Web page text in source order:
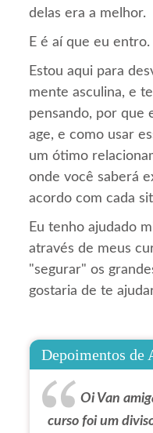
delas era a melhor.
E é aí que eu entro.
Estou aqui para
mente asculina, e
pensando, por que
age, e como usar
um ótimo
onde você saberá
acordo com cada
Eu tenho ajudado
através de meus
"segurar" os
gostaria de te
Depoimentos de
Oi Van
curso foi um